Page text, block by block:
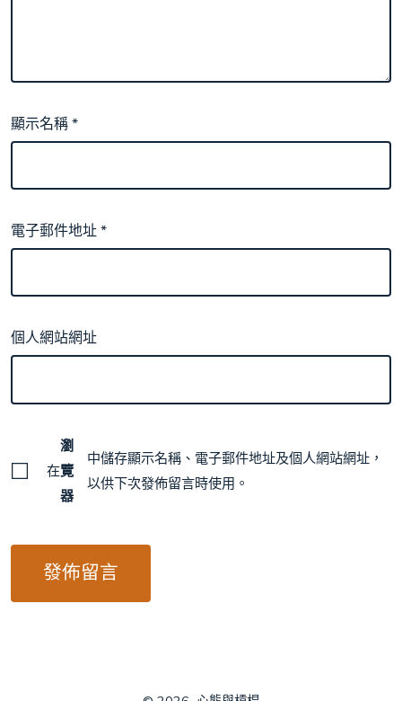
顯示名稱*
電子郵件地址*
個人網站網址
在
瀏
覽
器
中儲存顯示名稱、電子郵件地址及個人網站網址，
以供下次發佈留言時使用。